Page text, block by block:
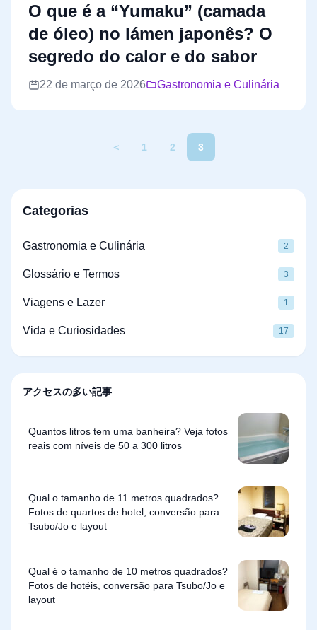
O que é a “Yumaku” (camada
de óleo) no lámen japonês? O
segredo do calor e do sabor
22 de março de 2026 Gastronomia e Culinária
＜ 1 2 3
Categorias
Gastronomia e Culinária 2
Glossário e Termos 3
Viagens e Lazer 1
Vida e Curiosidades 17
アクセスの多い記事
Quantos litros tem uma banheira? Veja fotos
reais com níveis de 50 a 300 litros
Qual o tamanho de 11 metros quadrados?
Fotos de quartos de hotel, conversão para
Tsubo/Jo e layout
Qual é o tamanho de 10 metros quadrados?
Fotos de hotéis, conversão para Tsubo/Jo e
layout